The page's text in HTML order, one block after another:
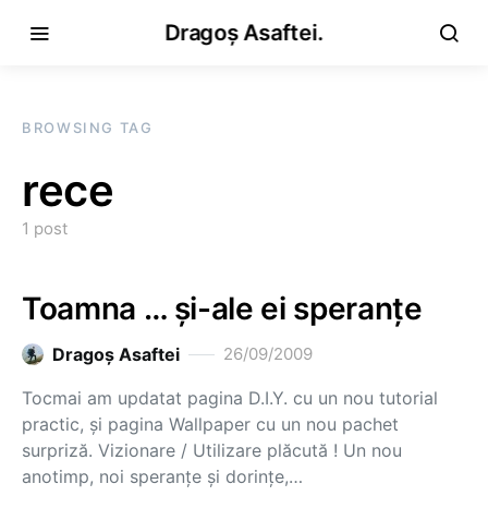
Dragoș Asaftei.
BROWSING TAG
rece
1 post
Toamna … şi-ale ei speranţe
Dragoş Asaftei 26/09/2009
Tocmai am updatat pagina D.I.Y. cu un nou tutorial
practic, şi pagina Wallpaper cu un nou pachet
surpriză. Vizionare / Utilizare plăcută ! Un nou
anotimp, noi speranţe şi dorinţe,…